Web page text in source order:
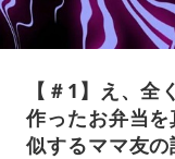
【＃1】え、
作ったお弁当
似するママ友の